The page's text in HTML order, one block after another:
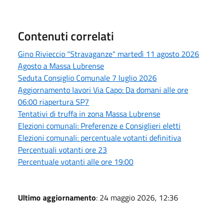
Contenuti correlati
Gino Rivieccio "Stravaganze" martedì 11 agosto 2026
Agosto a Massa Lubrense
Seduta Consiglio Comunale 7 luglio 2026
Aggiornamento lavori Via Capo: Da domani alle ore
06:00 riapertura SP7
Tentativi di truffa in zona Massa Lubrense
Elezioni comunali: Preferenze e Consiglieri eletti
Elezioni comunali: percentuale votanti definitiva
Percentuali votanti ore 23
Percentuale votanti alle ore 19:00
Ultimo aggiornamento: 24 maggio 2026, 12:36